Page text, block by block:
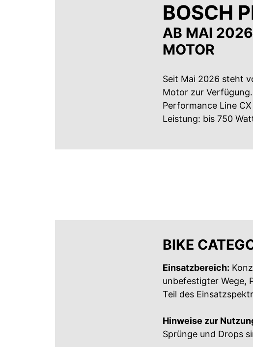
BOSCH
AB MAI 2026
MOTOR
Seit Mai 2026 steht
Motor zur
Performance Line
Leistung: bis 750
BIKE
Einsatzbereich:
unbefestigter Wege,
Teil des
Hinweise zur
Sprünge und Drops